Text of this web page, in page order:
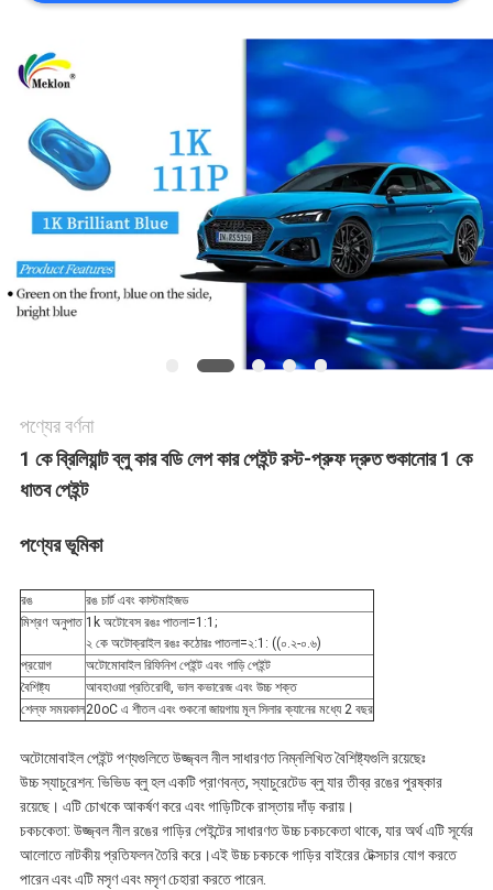
উদ্ধৃতির
জন্য
আবেদন
সাইট
গোপনীয়তা
নীতি
পণ্যের বর্ণনা
1 কে ব্রিলিয়ান্ট ব্লু কার বডি লেপ কার পেইন্ট রস্ট-প্রুফ দ্রুত শুকানোর 1 কে
ধাতব পেইন্ট
পণ্যের ভূমিকা
রঙ
রঙ চার্ট এবং কাস্টমাইজড
মিশ্রণ অনুপাত 1k অটোবেস রঙঃ পাতলা=1:1;
২ কে অটোক্রাইল রঙঃ কঠোরঃ পাতলা=২:1: ((০.২-০.৬)
প্রয়োগ
অটোমোবাইল রিফিনিশ পেইন্ট এবং গাড়ি পেইন্ট
বৈশিষ্ট্য
আবহাওয়া প্রতিরোধী, ভাল কভারেজ এবং উচ্চ শক্ত
শেল্ফ সময়কাল20oC এ শীতল এবং শুকনো জায়গায় মূল সিলার ক্যানের মধ্যে 2 বছর
অটোমোবাইল পেইন্ট পণ্যগুলিতে উজ্জ্বল নীল সাধারণত নিম্নলিখিত বৈশিষ্ট্যগুলি রয়েছেঃ
উচ্চ স্যাচুরেশন: ভিভিড ব্লু হল একটি প্রাণবন্ত, স্যাচুরেটেড ব্লু যার তীব্র রঙের পুরষ্কার
রয়েছে। এটি চোখকে আকর্ষণ করে এবং গাড়িটিকে রাস্তায় দাঁড় করায়।
চকচকেতা: উজ্জ্বল নীল রঙের গাড়ির পেইন্টের সাধারণত উচ্চ চকচকেতা থাকে, যার অর্থ এটি সূর্যের
আলোতে নাটকীয় প্রতিফলন তৈরি করে।এই উচ্চ চকচকে গাড়ির বাইরের টেক্সচার যোগ করতে
পারেন এবং এটি মসৃণ এবং মসৃণ চেহারা করতে পারেন.